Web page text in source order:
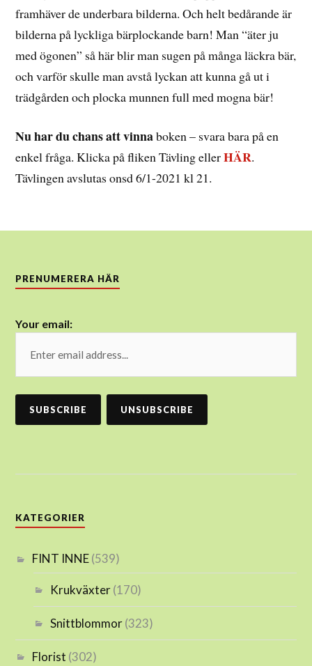
framhäver de underbara bilderna. Och helt bedårande är
bilderna på lyckliga bärplockande barn! Man “äter ju
med ögonen” så här blir man sugen på många läckra bär,
och varför skulle man avstå lyckan att kunna gå ut i
trädgården och plocka munnen full med mogna bär!
Nu har du chans att vinnaboken – svara bara på en
enkel fråga. Klicka på fliken Tävling ellerHÄR.
Tävlingen avslutas onsd 6/1-2021 kl 21.
PRENUMERERA HÄR
Your email:
KATEGORIER
FINT INNE(539)
Krukväxter(170)
Snittblommor(323)
Florist (302)